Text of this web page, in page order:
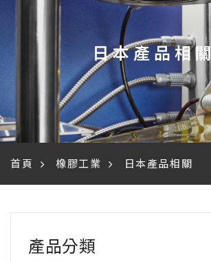
日本產品相關
首頁 橡膠工業 日本產品相關
產品分類